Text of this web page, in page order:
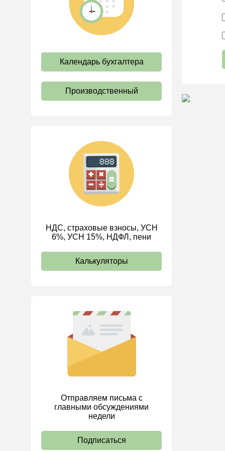
труда
Отпуск и время отдыха
Ответственность и
взыскания
Пенсии
должностные инструкции
Трудовые книжки
Кадровые документы и
образцы
Персональные данные
ИП
Календарь бухгалтера
Производственный
НДС, страховые взносы, УСН
6%, УСН 15%, НДФЛ, пени
Калькуляторы
Отправляем письма с
главными обсуждениями
недели
Подписаться